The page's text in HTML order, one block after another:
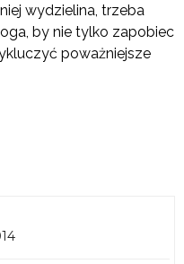
wydzielina, trzeba
by nie tylko zapobiec
poważniejsze